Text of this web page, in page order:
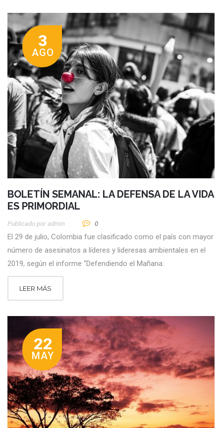
3
AGO
BOLETÍN SEMANAL: LA DEFENSA DE LA VIDA
ES PRIMORDIAL
Publicado por Admin 0
El 29 de julio, Colombia fue clasificado como el país con mayor
número de asesinatos a líderes y lideresas ambientales en el
2019, según el informe “Defendiendo el Mañana:
LEER MÁS
22
MAY